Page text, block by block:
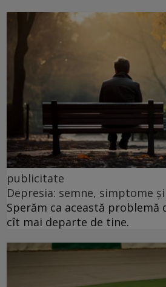
publicitate
Depresia: semne, simptome
Sperăm ca această problemă
cît mai departe de tine.